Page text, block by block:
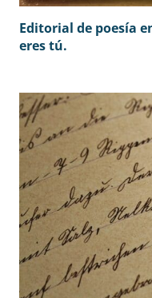
Editorial de poesía
eres tú.